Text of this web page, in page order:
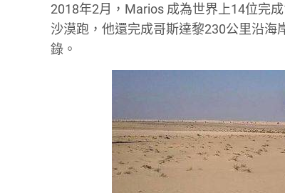
2018年2月，Marios 成為世界上14位完
沙漠跑，他還完成哥斯達黎230公里沿海
錄。